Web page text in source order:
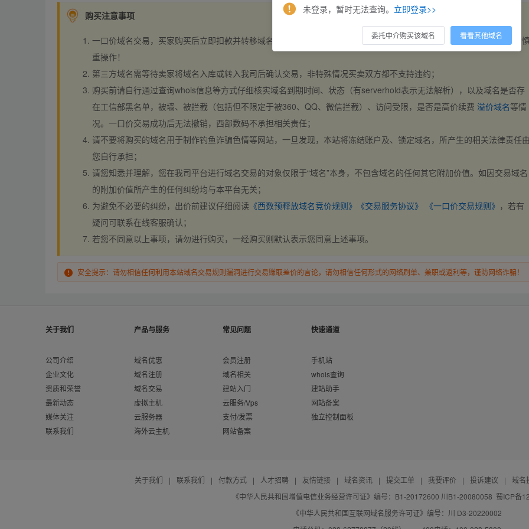
购买注意事项
一口价域名交易，买家购买后立即扣款并转移域名，交易自动完成。买卖双方都不支持违约，一旦出价不支持撤销，请
重操作！
第三方域名需等待卖家将域名入库或转入我司后确认交易，非特殊情况买卖双方都不支持违约；
购买前请自行通过查询whois信息等方式仔细核实域名到期时间、状态（有serverhold表示无法解析），以及域名是否存
在工信部黑名单，被墙、被拦截（包括但不限定于被360、QQ、微信拦截）、访问受限，是否是高价续费 溢价域名等情
况。一口价交易成功后无法撤销，西部数码不承担相关责任；
请不要将购买的域名用于制作钓鱼诈骗色情等网站，一旦发现，本站将冻结账户及、锁定域名，所产生的相关法律责任
您自行承担；
请您知悉并理解，您在我司平台进行域名交易的对象仅限于“域名”本身，不包含域名的任何其它附加价值。如因交易域名
的附加价值所产生的任何纠纷均与本平台无关；
为避免不必要的纠纷，出价前建议仔细阅读 《西数预释放域名竞价规则》 《交易服务协议》 《一口价交易规则》 ，若有
疑问可联系在线客服确认；
若您不同意以上事项，请勿进行购买，一经购买则默认表示您同意上述事项。
安全提示：请勿相信任何利用本站域名交易规则漏洞进行交易赚取差价的言论，请勿相信任何形式的网络刷单、兼职或返利等，谨防网络诈骗！
关于我们
公司介绍
企业文化
资质和荣誉
最新动态
媒体关注
联系我们
产品与服务
域名优惠
域名注册
域名交易
虚拟主机
云服务器
海外云主机
常见问题
会员注册
域名相关
建站入门
云服务/Vps
支付/发票
网站备案
快速通道
手机站
whois查询
建站助手
网站备案
独立控制面板
关于我们 | 联系我们 | 付款方式 | 人才招聘 | 友情链接 | 域名资讯 | 提交工单 | 我要评价 | 投诉建议 |
域名
《中华人民共和国增值电信业务经营许可证》编号：B1-20172600 川B1-20080058 蜀ICP备
《中华人民共和国互联网域名服务许可证》编号：川 D3-20220002
未登录，暂时无法查询。 立即登录>>
委托中介购买该域名 看看其他域名